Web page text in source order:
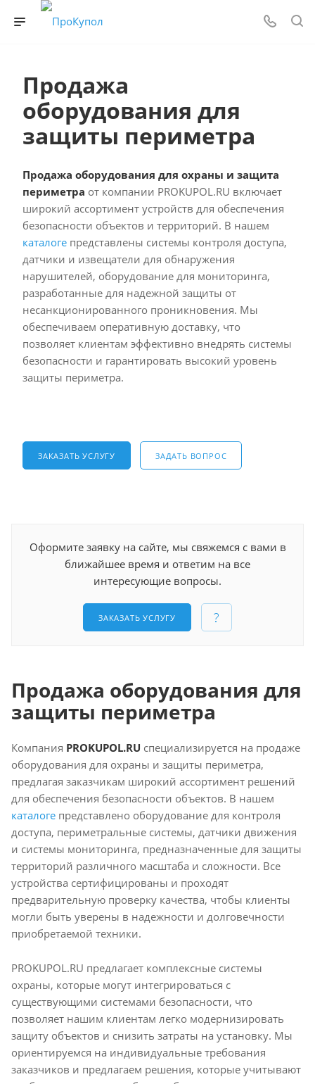
Продажа
оборудования для
защиты периметра
Продажа оборудования для охраны и защита
периметра от компании PROKUPOL.RU включает
широкий ассортимент устройств для обеспечения
безопасности объектов и территорий. В нашем
каталоге представлены системы контроля доступа,
датчики и извещатели для обнаружения
нарушителей, оборудование для мониторинга,
разработанные для надежной защиты от
несанкционированного проникновения. Мы
обеспечиваем оперативную доставку, что
позволяет клиентам эффективно внедрять системы
безопасности и гарантировать высокий уровень
защиты периметра.
ЗАКАЗАТЬ УСЛУГУ ЗАДАТЬ ВОПРОС
Оформите заявку на сайте, мы свяжемся с вами в
ближайшее время и ответим на все
интересующие вопросы.
ЗАКАЗАТЬ УСЛУГУ
Продажа оборудования для
защиты периметра
Компания PROKUPOL.RU специализируется на продаже
оборудования для охраны и защиты периметра,
предлагая заказчикам широкий ассортимент решений
для обеспечения безопасности объектов. В нашем
каталоге представлено оборудование для контроля
доступа, периметральные системы, датчики движения
и системы мониторинга, предназначенные для защиты
территорий различного масштаба и сложности. Все
устройства сертифицированы и проходят
предварительную проверку качества, чтобы клиенты
могли быть уверены в надежности и долговечности
приобретаемой техники.
PROKUPOL.RU предлагает комплексные системы
охраны, которые могут интегрироваться с
существующими системами безопасности, что
позволяет нашим клиентам легко модернизировать
защиту объектов и снизить затраты на установку. Мы
ориентируемся на индивидуальные требования
заказчиков и предлагаем решения, которые учитывают